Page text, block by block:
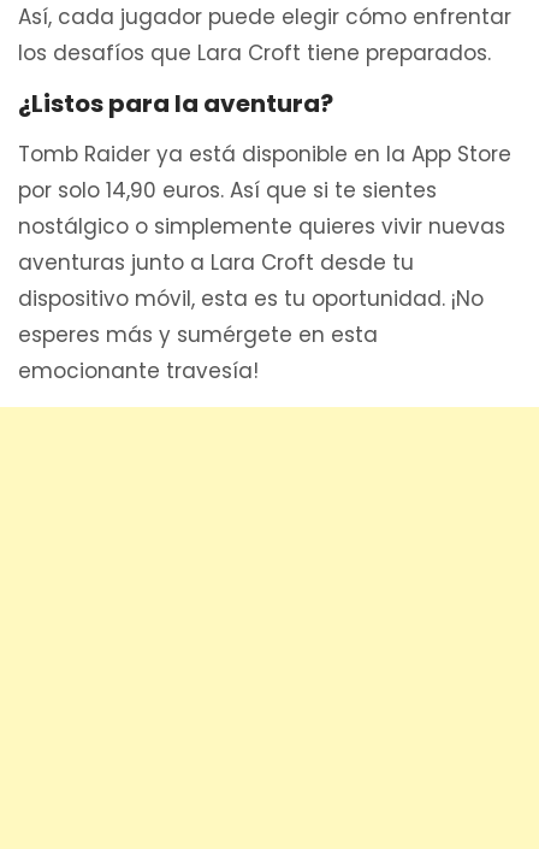
Así, cada jugador puede elegir cómo enfrentar
los desafíos que Lara Croft tiene preparados.
¿Listos para la aventura?
Tomb Raider ya está disponible en la App Store
por solo 14,90 euros. Así que si te sientes
nostálgico o simplemente quieres vivir nuevas
aventuras junto a Lara Croft desde tu
dispositivo móvil, esta es tu oportunidad. ¡No
esperes más y sumérgete en esta
emocionante travesía!